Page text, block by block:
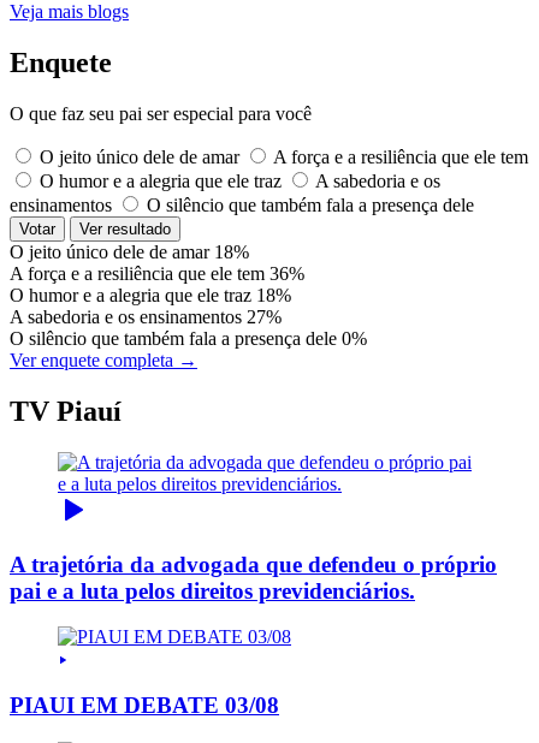
Veja mais blogs
Enquete
O que faz seu pai ser especial para você
O jeito único dele de amar
A força e a resiliência que ele tem
O humor e a alegria que ele traz
A sabedoria e os
ensinamentos
O silêncio que também fala a presença dele
Votar Ver resultado
O jeito único dele de amar 18%
A força e a resiliência que ele tem 36%
O humor e a alegria que ele traz 18%
A sabedoria e os ensinamentos 27%
O silêncio que também fala a presença dele 0%
Ver enquete completa →
TV Piauí
A trajetória da advogada que defendeu o próprio
pai e a luta pelos direitos previdenciários.
PIAUI EM DEBATE 03/08